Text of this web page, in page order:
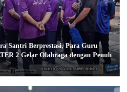
Santri Berprestasi, Para Guru
2 Gelar Olahraga dengan Penuh